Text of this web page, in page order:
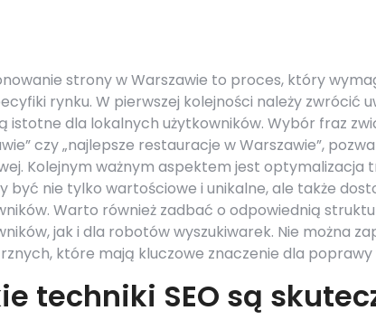
strony w Warszawie to proces, który
rynku. W pierwszej kolejności należy zwrócić
istotne dla lokalnych użytkowników. Wybór fraz
czy „najlepsze restauracje w Warszawie”,
Kolejnym ważnym aspektem jest optymalizacja
być nie tylko wartościowe i unikalne, ale także
Warto również zadbać o odpowiednią
jak i dla robotów wyszukiwarek. Nie można
które mają kluczowe znaczenie dla
techniki SEO są